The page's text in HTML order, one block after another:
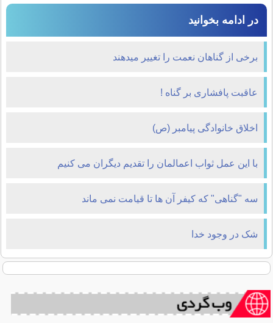
در ادامه بخوانید
برخی از گناهان نعمت را تغییر میدهند
عاقبت پافشاری بر گناه !
اخلاق خانوادگی پیامبر (ص)
با این عمل ثواب اعمالمان را تقدیم دیگران می کنیم
سه "گناهی" که کیفر آن ها تا قیامت نمی ماند
شک در وجود خدا